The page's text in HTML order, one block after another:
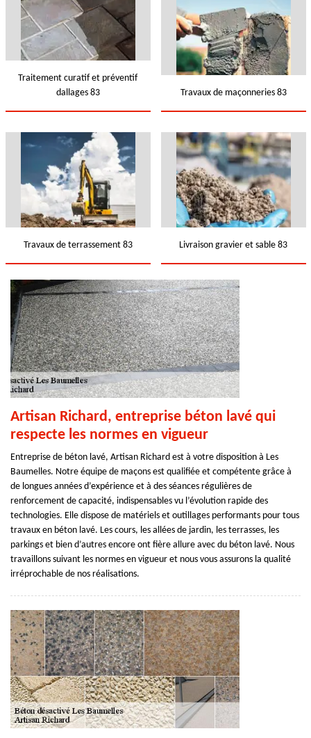
Traitement curatif et préventif
dallages 83
Travaux de maçonneries 83
Travaux de terrassement 83 Livraison gravier et sable 83
Artisan Richard, entreprise béton lavé qui
respecte les normes en vigueur
Entreprise de béton lavé, Artisan Richard est à votre disposition à Les
Baumelles. Notre équipe de maçons est qualifiée et compétente grâce à
de longues années d’expérience et à des séances régulières de
renforcement de capacité, indispensables vu l’évolution rapide des
technologies. Elle dispose de matériels et outillages performants pour tous
travaux en béton lavé. Les cours, les allées de jardin, les terrasses, les
parkings et bien d’autres encore ont fière allure avec du béton lavé. Nous
travaillons suivant les normes en vigueur et nous vous assurons la qualité
irréprochable de nos réalisations.